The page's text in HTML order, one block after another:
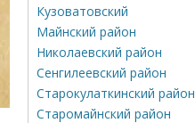
Кузоватовский
Майнский район
Николаевский район
Сенгилеевский район
Старокулаткинский район
Старомайнский район